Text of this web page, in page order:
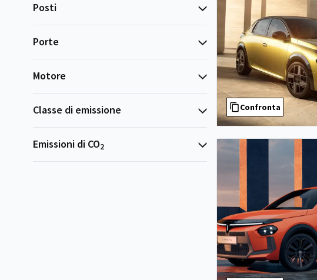
Posti
Porte
Motore
Classe di emissione
Emissioni di CO2
Confronta